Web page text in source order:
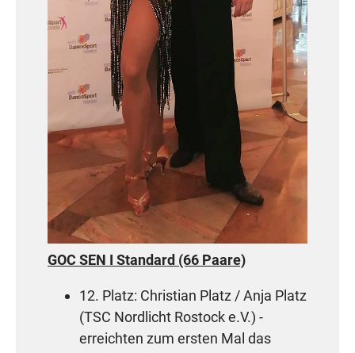
GOC SEN I Standard (66 Paare)
12. Platz: Christian Platz / Anja Platz
(TSC Nordlicht Rostock e.V.) -
erreichten zum ersten Mal das